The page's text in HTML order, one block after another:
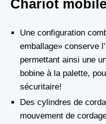
Chariot
Une configuration
emballage» conserve
permettant ainsi une
bobine à la palette,
sécuritaire!
Des cylindres de
mouvement de